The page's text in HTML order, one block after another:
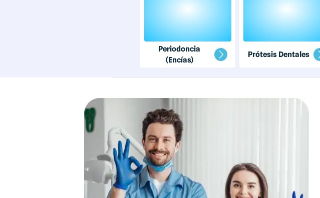
Periodoncia
(Encías)
Prótesis Dentales